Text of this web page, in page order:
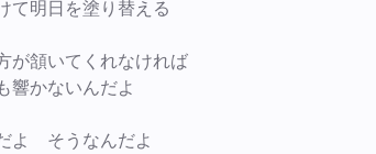
て明日を塗り替える
が頷いてくれなければ
響かないんだよ
よ　そうなんだよ